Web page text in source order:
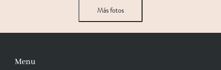
Más fotos
Menu